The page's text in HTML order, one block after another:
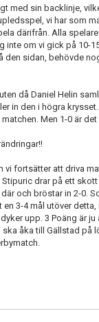
med sin backlinje,
vi har som
därifrån. Alla
inte om vi gick på 10-
den sidan, behövde
då Daniel Helin
in den i högra
Men 1-0 är det
vi fortsätter att driva
Stipuric drar på ett
och bröstar in 2-0.
3-4 mål utöver
upp. 3 Poäng är
ska åka till Gällstad på